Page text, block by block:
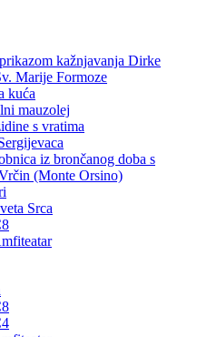
kažnjavanja Dirke
Marije Formoze
kuća
mauzolej
s vratima
iz brončanog doba s
(Monte Orsino)
Srca